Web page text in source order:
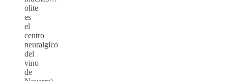
olite
es
el
centro
neuralgico
del
vino
de